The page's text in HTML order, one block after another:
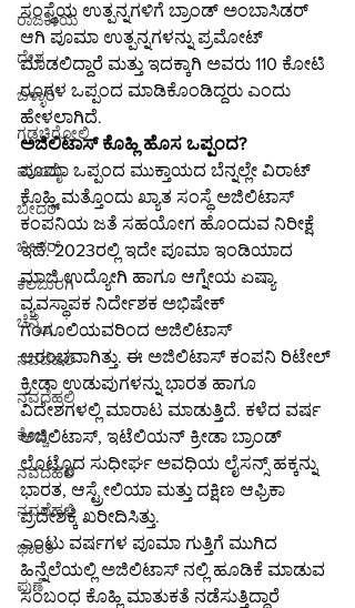
ರಾಜಕೀಯ
ದೇಶ
ಬಳ್ಳಾರಿ
ಗಡಚಿರೋಲಿ
ಮುಂಬೈ
ಬೀದರ್
ಬೀದರ್
ಕಲಬುರಗಿ
ಚೆನ್ನೈ
ನವದೆಹಲಿ
ನವದೆಹಲಿ
ಕೊಚ್ಚಿ
ನವದೆಹಲಿ
ನವದೆಹಲಿ
ಭಾರತ
ಪುಣೆ
ಸಂಸ್ಥೆಯ ಉತ್ಪನ್ನಗಳಿಗೆ ಬ್ರಾಂಡ್ ಅಂಬಾಸಿಡರ್
ಆಗಿ ಪೂಮಾ ಉತ್ಪನ್ನಗಳನ್ನು ಪ್ರಮೋಟ್
ಮಾಡಲಿದ್ದಾರೆ ಮತ್ತು ಇದಕ್ಕಾಗಿ ಅವರು 110 ಕೋಟಿ
ರೂಗಳ ಒಪ್ಪಂದ ಮಾಡಿಕೊಂಡಿದ್ದರು ಎಂದು
ಹೇಳಲಾಗಿದೆ.
ಅಜಿಲಿಟಾಸ್ ಕೊಹ್ಲಿ ಹೊಸ ಒಪ್ಪಂದ?
ಪೂಮಾ ಒಪ್ಪಂದ ಮುಕ್ತಾಯದ ಬೆನ್ನಲ್ಲೇ ವಿರಾಟ್
ಕೊಹ್ಲಿ ಮತ್ತೊಂದು ಖ್ಯಾತ ಸಂಸ್ಥೆ ಅಜಿಲಿಟಾಸ್
ಕಂಪನಿಯ ಜತೆ ಸಹಯೋಗ ಹೊಂದುವ ನಿರೀಕ್ಷೆ
ಇದೆ. 2023ರಲ್ಲಿ ಇದೇ ಪೂಮಾ ಇಂಡಿಯಾದ
ಮಾಜಿ ಉದ್ಯೋಗಿ ಹಾಗೂ ಆಗ್ನೇಯ ಏಷ್ಯಾ
ವ್ಯವಸ್ಥಾಪಕ ನಿರ್ದೇಶಕ ಅಭಿಷೇಕ್
ಗಂಗೂಲಿಯವರಿಂದ ಅಜಿಲಿಟಾಸ್
ಆರಂಭವಾಗಿತ್ತು. ಈ ಅಜಿಲಿಟಾಸ್ ಕಂಪನಿ ರಿಟೇಲ್
ಕ್ರೀಡಾ ಉಡುಪುಗಳನ್ನು ಭಾರತ ಹಾಗೂ
ವಿದೇಶಗಳಲ್ಲಿ ಮಾರಾಟ ಮಾಡುತ್ತಿದೆ. ಕಳೆದ ವರ್ಷ
ಅಜಿಲಿಟಾಸ್, ಇಟೆಲಿಯನ್ ಕ್ರೀಡಾ ಬ್ರಾಂಡ್
ಲೊಟ್ಟೊದ ಸುಧೀರ್ಘ ಅವಧಿಯ ಲೈಸನ್ಸ್ ಹಕ್ಕನ್ನು
ಭಾರತ, ಆಸ್ಟ್ರೇಲಿಯಾ ಮತ್ತು ದಕ್ಷಿಣ ಆಫ್ರಿಕಾ
ಪ್ರದೇಶಕ್ಕೆ ಖರೀದಿಸಿತ್ತು.
ಎಂಟು ವರ್ಷಗಳ ಪೂಮಾ ಗುತ್ತಿಗೆ ಮುಗಿದ
ಹಿನ್ನೆಲೆಯಲ್ಲಿ ಅಜಿಲಿಟಾಸ್ ನಲ್ಲಿ ಹೂಡಿಕೆ ಮಾಡುವ
ಸಂಬಂಧ ಕೊಹ್ಲಿ ಮಾತುಕತೆ ನಡೆಸುತ್ತಿದ್ದಾರೆ